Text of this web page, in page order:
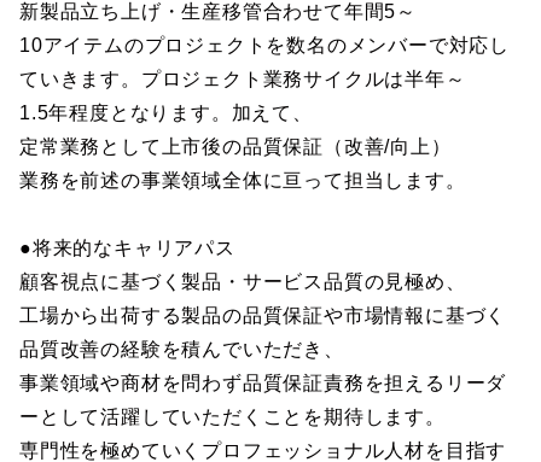
新製品立ち上げ・生産移管合わせて年間5～
10アイテムのプロジェクトを数名のメンバーで対応し
ていきます。プロジェクト業務サイクルは半年～
1.5年程度となります。加えて、
定常業務として上市後の品質保証（改善/向上）
業務を前述の事業領域全体に亘って担当します。
●将来的なキャリアパス
顧客視点に基づく製品・サービス品質の見極め、
工場から出荷する製品の品質保証や市場情報に基づく
品質改善の経験を積んでいただき、
事業領域や商材を問わず品質保証責務を担えるリーダ
ーとして活躍していただくことを期待します。
専門性を極めていくプロフェッショナル人材を目指す